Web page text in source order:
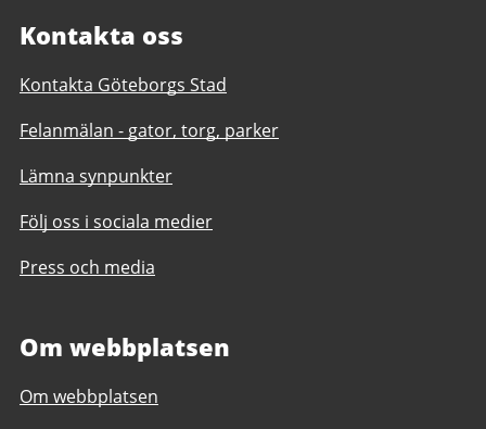
Kontakta oss
Kontakta Göteborgs Stad
Felanmälan - gator, torg, parker
Lämna synpunkter
Följ oss i sociala medier
Press och media
Om webbplatsen
Om webbplatsen